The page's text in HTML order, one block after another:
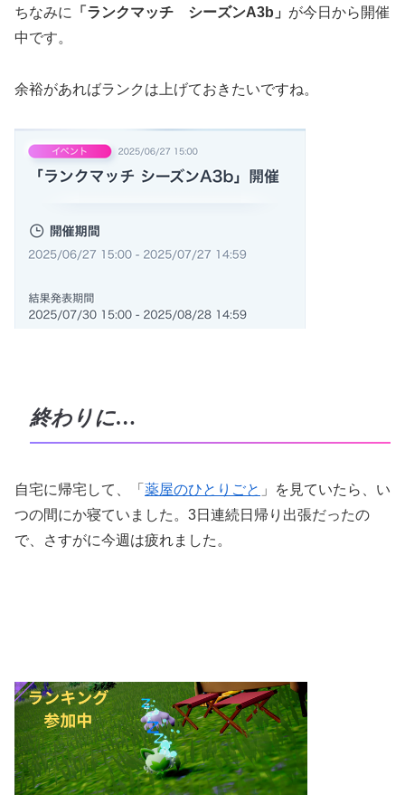
ちなみに 「ランクマッチ シーズンA3b」 が今日から開催
中です。
余裕があればランクは上げておきたいですね。
終わりに…
自宅に帰宅して、「 薬屋のひとりごと 」を見ていたら、い
つの間にか寝ていました。3日連続日帰り出張だったの
で、さすがに今週は疲れました。